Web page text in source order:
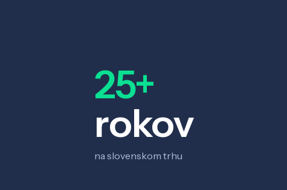
25+
rokov
na slovenskom trhu